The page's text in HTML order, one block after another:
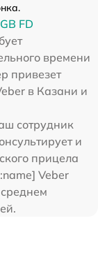
FD
времени
привезет
в Казани и
сотрудник
и
прицела
Veber